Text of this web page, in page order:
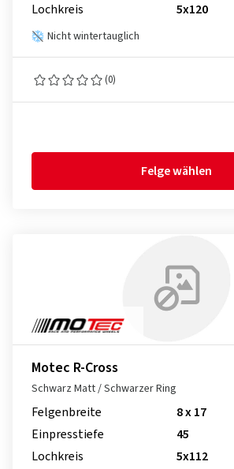
Lochkreis
5x120
Nicht wintertauglich
(0)
Felge wählen
Motec R-Cross
Schwarz Matt / Schwarzer Ring
Felgenbreite
8 x 17
Einpresstiefe
45
Lochkreis
5x112